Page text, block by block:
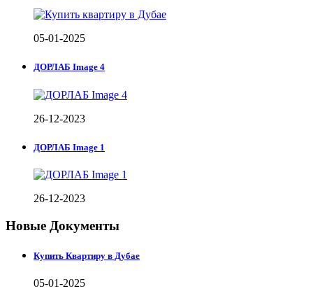
05-01-2025
ДОРЛАБ Image 4
26-12-2023
ДОРЛАБ Image 1
26-12-2023
Новые Документы
Купить Квартиру в Дубае
05-01-2025